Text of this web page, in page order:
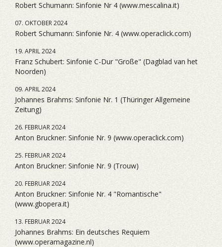
Robert Schumann: Sinfonie Nr 4 (www.mescalina.it)
07. OKTOBER 2024
Robert Schumann: Sinfonie Nr. 4 (www.operaclick.com)
19. APRIL 2024
Franz Schubert: Sinfonie C-Dur "Große" (Dagblad van het
Noorden)
09. APRIL 2024
Johannes Brahms: Sinfonie Nr. 1 (Thüringer Allgemeine
Zeitung)
26. FEBRUAR 2024
Anton Bruckner: Sinfonie Nr. 9 (www.operaclick.com)
25. FEBRUAR 2024
Anton Bruckner: Sinfonie Nr. 9 (Trouw)
20. FEBRUAR 2024
Anton Bruckner: Sinfonie Nr. 4 "Romantische"
(www.gbopera.it)
13. FEBRUAR 2024
Johannes Brahms: Ein deutsches Requiem
(www.operamagazine.nl)